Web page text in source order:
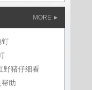
MORE
钉
野猪仔细看
助